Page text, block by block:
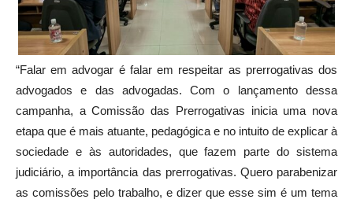
“Falar em advogar é falar em respeitar as prerrogativas dos
advogados e das advogadas. Com o lançamento dessa
campanha, a Comissão das Prerrogativas inicia uma nova
etapa que é mais atuante, pedagógica e no intuito de explicar à
sociedade e às autoridades, que fazem parte do sistema
judiciário, a importância das prerrogativas. Quero parabenizar
as comissões pelo trabalho, e dizer que esse sim é um tema